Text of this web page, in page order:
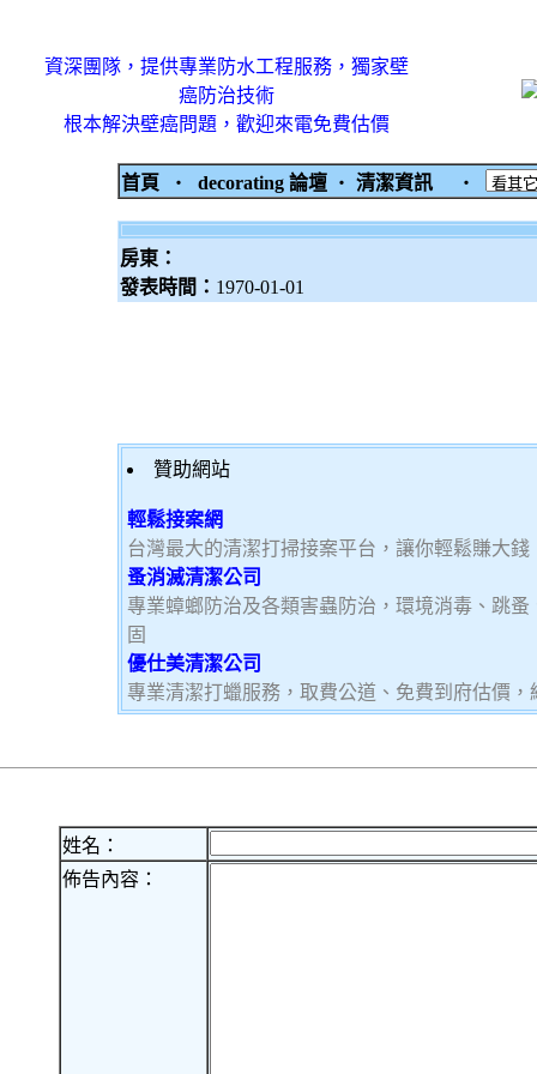
資深團隊，提供專業防水工程服務，獨家壁
癌防治技術
根本解決壁癌問題，歡迎來電免費估價
首頁 ‧ decorating 論壇 ‧ 清潔資訊 ‧
房東：
發表時間： 1970-01-01
贊助網站
輕鬆接案網
台灣最大的清潔打掃接案平台，讓你輕鬆賺大
蚤消滅清潔公司
專業蟑螂防治及各類害蟲防治，環境消毒、跳
固
優仕美清潔公司
專業清潔打蠟服務，取費公道、免費到府估價，
姓名：
佈告內容：